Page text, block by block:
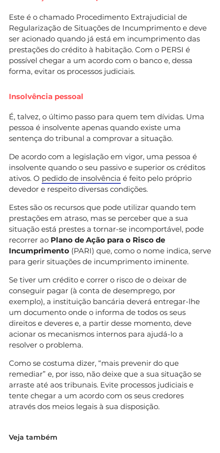
Este é o chamado Procedimento Extrajudicial de
Regularização de Situações de Incumprimento e deve
ser acionado quando já está em incumprimento das
prestações do crédito à habitação. Com o PERSI é
possível chegar a um acordo com o banco e, dessa
forma, evitar os processos judiciais.
Insolvência pessoal
É, talvez, o último passo para quem tem dívidas. Uma
pessoa é insolvente apenas quando existe uma
sentença do tribunal a comprovar a situação.
De acordo com a legislação em vigor, uma pessoa é
insolvente quando o seu passivo e superior os créditos
ativos. O pedido de insolvência é feito pelo próprio
devedor e respeito diversas condições.
Estes são os recursos que pode utilizar quando tem
prestações em atraso, mas se perceber que a sua
situação está prestes a tornar-se incomportável, pode
recorrer ao Plano de Ação para o Risco de
Incumprimento (PARI) que, como o nome indica, serve
para gerir situações de incumprimento iminente.
Se tiver um crédito e correr o risco de o deixar de
conseguir pagar (à conta de desemprego, por
exemplo), a instituição bancária deverá entregar-lhe
um documento onde o informa de todos os seus
direitos e deveres e, a partir desse momento, deve
acionar os mecanismos internos para ajudá-lo a
resolver o problema.
Como se costuma dizer, “mais prevenir do que
remediar” e, por isso, não deixe que a sua situação se
arraste até aos tribunais. Evite processos judiciais e
tente chegar a um acordo com os seus credores
através dos meios legais à sua disposição.
Veja também